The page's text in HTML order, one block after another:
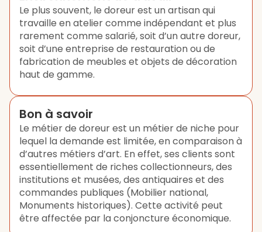
Le plus souvent, le doreur est un artisan qui
travaille en atelier comme indépendant et plus
rarement comme salarié, soit d’un autre doreur,
soit d’une entreprise de restauration ou de
fabrication de meubles et objets de décoration
haut de gamme.
Bon à savoir
Le métier de doreur est un métier de niche pour
lequel la demande est limitée, en comparaison à
d’autres métiers d’art. En effet, ses clients sont
essentiellement de riches collectionneurs, des
institutions et musées, des antiquaires et des
commandes publiques (Mobilier national,
Monuments historiques). Cette activité peut
être affectée par la conjoncture économique.